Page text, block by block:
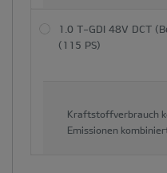
1.0 T-GDI 48V DCT
(115 PS)
Kraftstoffverbrauch
Emissionen